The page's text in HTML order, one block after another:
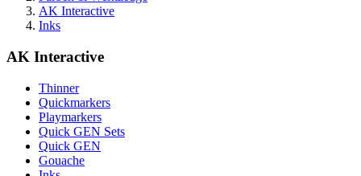
AK Interactive
Inks
AK Interactive
Thinner
Quickmarkers
Playmarkers
Quick GEN Sets
Quick GEN
Gouache